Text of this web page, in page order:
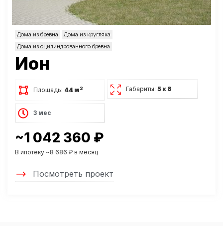
Дома из бревна
Дома из кругляка
Дома из оцилиндрованного бревна
Ион
Площадь: 44 м2 Габариты:5 х 8
3 мес
~1 042 360 ₽
В ипотеку ~8 686 ₽ в месяц
Посмотреть проект